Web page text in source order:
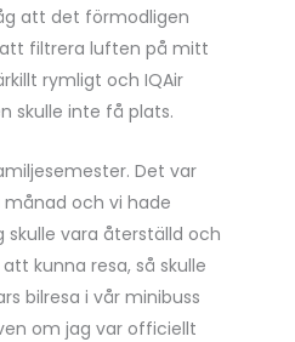
att det förmodligen
filtrera luften på mitt
rymligt och IQAir
skulle inte få plats.
Det var
och vi hade
vara återställd och
kunna resa, så skulle
bilresa i vår minibuss
om jag var officiellt